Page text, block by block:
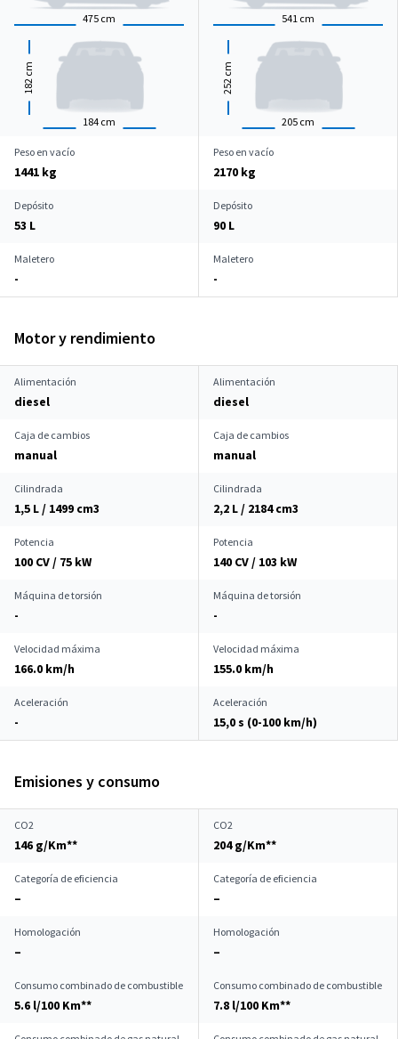
475 cm
184 cm
182
cm
541 cm
205 cm
252
cm
Peso en vacío
1441 kg
Peso en vacío
2170 kg
Depósito
53 L
Depósito
90 L
Maletero
-
Maletero
-
Motor y rendimiento
Alimentación
diesel
Alimentación
diesel
Caja de cambios
manual
Caja de cambios
manual
Cilindrada
1,5 L / 1499 cm3
Cilindrada
2,2 L / 2184 cm3
Potencia
100 CV / 75 kW
Potencia
140 CV / 103 kW
Máquina de torsión
-
Máquina de torsión
-
Velocidad máxima
166.0 km/h
Velocidad máxima
155.0 km/h
Aceleración
-
Aceleración
15,0 s (0-100 km/h)
Emisiones y consumo
CO2
146 g/Km**
CO2
204 g/Km**
Categoría de eficiencia
–
Categoría de eficiencia
–
Homologación
–
Homologación
–
Consumo combinado de combustible
5.6 l/100 Km**
Consumo combinado de combustible
7.8 l/100 Km**